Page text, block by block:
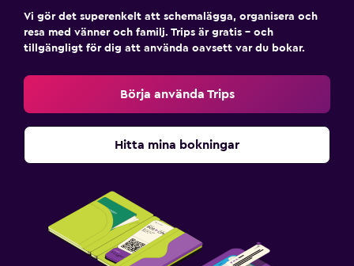
Vi gör det superenkelt att schemalägga, organisera och
resa med vänner och familj. Trips är gratis – och
tillgängligt för dig att använda oavsett var du bokar.
Börja använda Trips
Hitta mina bokningar